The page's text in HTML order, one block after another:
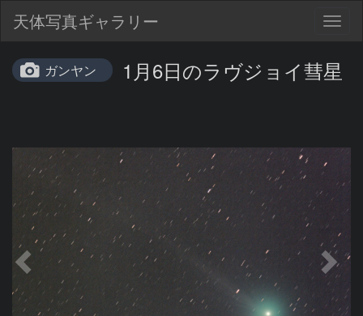
天体写真ギャラリー
ガンヤン 1月6日のラヴジョイ彗星